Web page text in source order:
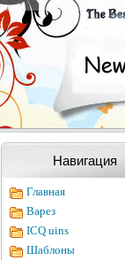
Навигация
Главная
Варез
ICQ uins
Шаблоны